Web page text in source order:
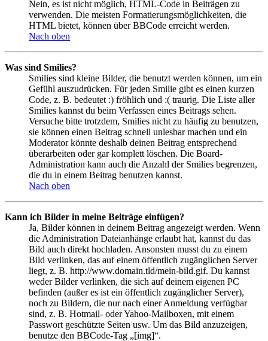
Nein, es ist nicht möglich, HTML-Code in Beiträgen zu
verwenden. Die meisten Formatierungsmöglichkeiten, die
HTML bietet, können über BBCode erreicht werden.
Nach oben
Was sind Smilies?
Smilies sind kleine Bilder, die benutzt werden können, um ein
Gefühl auszudrücken. Für jeden Smilie gibt es einen kurzen
Code, z. B. bedeutet :) fröhlich und :( traurig. Die Liste aller
Smilies kannst du beim Verfassen eines Beitrags sehen.
Versuche bitte trotzdem, Smilies nicht zu häufig zu benutzen,
sie können einen Beitrag schnell unlesbar machen und ein
Moderator könnte deshalb deinen Beitrag entsprechend
überarbeiten oder gar komplett löschen. Die Board-
Administration kann auch die Anzahl der Smilies begrenzen,
die du in einem Beitrag benutzen kannst.
Nach oben
Kann ich Bilder in meine Beiträge einfügen?
Ja, Bilder können in deinem Beitrag angezeigt werden. Wenn
die Administration Dateianhänge erlaubt hat, kannst du das
Bild auch direkt hochladen. Ansonsten musst du zu einem
Bild verlinken, das auf einem öffentlich zugänglichen Server
liegt, z. B. http://www.domain.tld/mein-bild.gif. Du kannst
weder Bilder verlinken, die sich auf deinem eigenen PC
befinden (außer es ist ein öffentlich zugänglicher Server),
noch zu Bildern, die nur nach einer Anmeldung verfügbar
sind, z. B. Hotmail- oder Yahoo-Mailboxen, mit einem
Passwort geschützte Seiten usw. Um das Bild anzuzeigen,
benutze den BBCode-Tag „[img]“.